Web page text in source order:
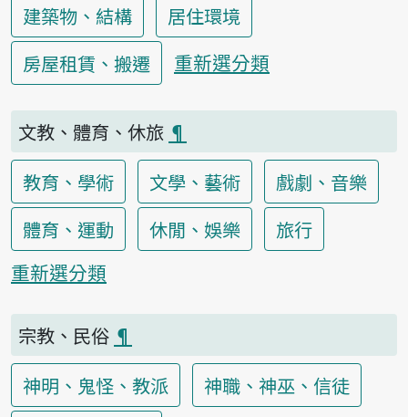
建築物、結構
居住環境
房屋租賃、搬遷
重新選分類
文教、體育、休旅 ¶
教育、學術
文學、藝術
戲劇、音樂
體育、運動
休閒、娛樂
旅行
重新選分類
宗教、民俗 ¶
神明、鬼怪、教派
神職、神巫、信徒